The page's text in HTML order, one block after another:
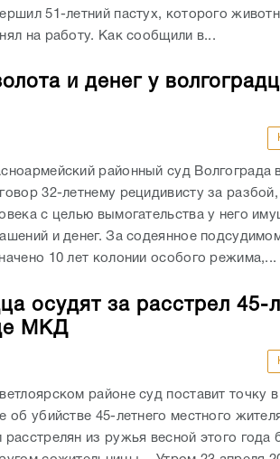
51-летний пастух, которого
на работу. Как сообщили в...
и денег у
районный суд Волгограда
32-летнему рецидивисту за
с целью вымогательства у него
и денег. За содеянное
10 лет колонии особого режима,...
осудят за расстрел 45-
МКД
районе суд поставит точку
об убийстве 45-летнего местного
расстрелян из ружья весной этого